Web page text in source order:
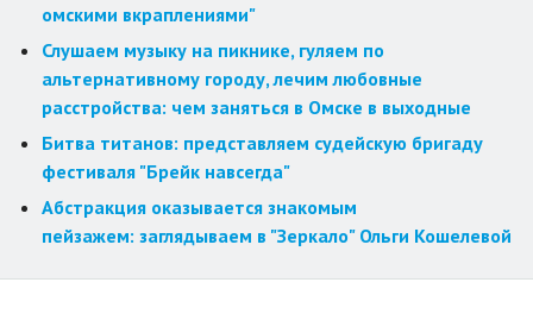
омскими вкраплениями"
Слушаем музыку на пикнике, гуляем по
альтернативному городу, лечим любовные
расстройства: чем заняться в Омске в выходные
Битва титанов: представляем судейскую бригаду
фестиваля "Брейк навсегда"
Абстракция оказывается знакомым
пейзажем: заглядываем в "Зеркало" Ольги Кошелевой